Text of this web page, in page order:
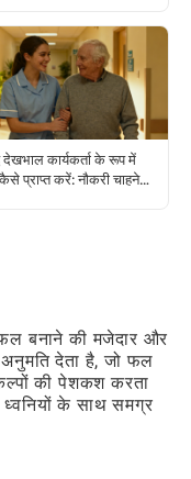
देखभाल कार्यकर्ता के रूप में
प्राप्त करें: नौकरी चाहने
बनाने की मजेदार और
देता है, जो फल
की पेशकश करता
के साथ समग्र